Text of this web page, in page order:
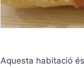
Aquesta habitació